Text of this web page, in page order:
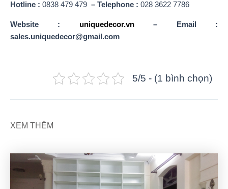
Hotline : 0838 479 479 – Telephone : 028 3622 7786
Website : uniquedecor.vn– Email :
sales.uniquedecor@gmail.com
5/5 - (1 bình chọn)
XEM THÊM